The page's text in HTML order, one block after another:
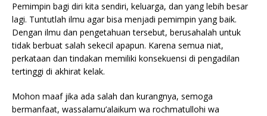
Pemimpin bagi diri kita sendiri, keluarga, dan yang lebih besar
lagi. Tuntutlah ilmu agar bisa menjadi pemimpin yang baik.
Dengan ilmu dan pengetahuan tersebut, berusahalah untuk
tidak berbuat salah sekecil apapun. Karena semua niat,
perkataan dan tindakan memiliki konsekuensi di pengadilan
tertinggi di akhirat kelak.
Mohon maaf jika ada salah dan kurangnya, semoga
bermanfaat, wassalamu’alaikum wa rochmatullohi wa